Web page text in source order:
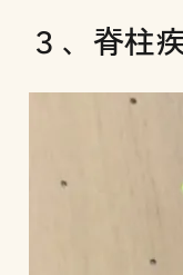
３、脊柱